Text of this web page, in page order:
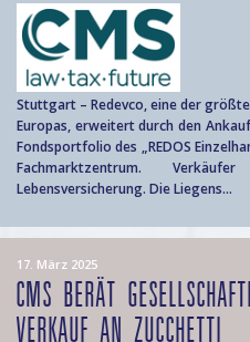
Stuttgart – Redevco, eine der
Europas, erweitert durch den
Fondsportfolio des „REDOS
Fachmarktzentrum.
Lebensversicherung. Die Liegens...
17. März 2025
CMS BERÄT
VERKAUF AN ZUCCHETTI